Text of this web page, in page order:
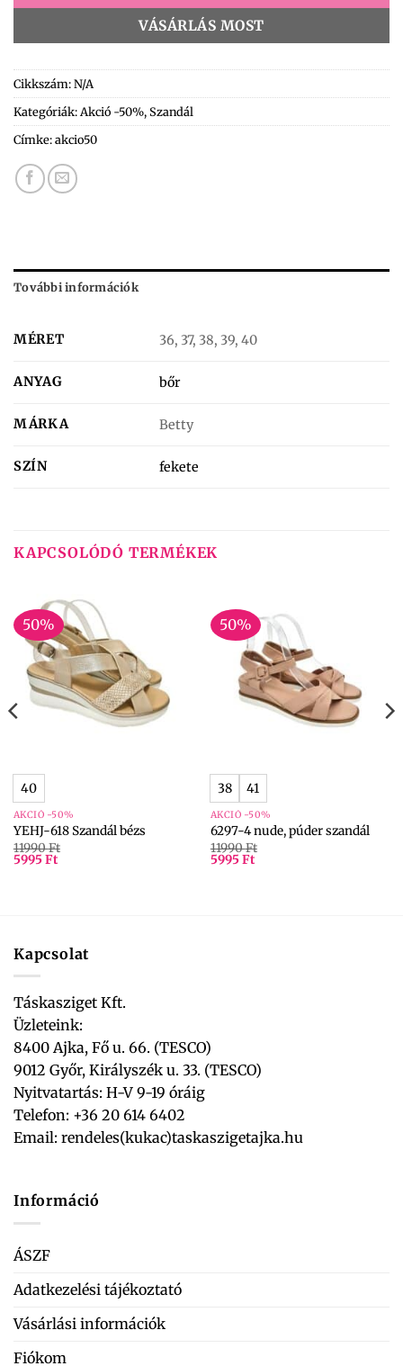
VÁSÁRLÁS MOST
Cikkszám:N/A
Kategóriák: Akció -50%,Szandál
Címke:akcio50
További információk
MÉRET 36, 37, 38, 39, 40
ANYAG bőr
MÁRKA Betty
SZÍN fekete
KAPCSOLÓDÓ TERMÉKEK
50%
40
AKCIÓ -50%
YEHJ-618 Szandál bézs
11990Ft
5995Ft
50%
38 41
AKCIÓ -50%
6297-4 nude, púder szandál
11990Ft
5995Ft
Kapcsolat
Táskasziget Kft.
Üzleteink:
8400 Ajka, Fő u. 66. (TESCO)
9012 Győr, Királyszék u. 33. (TESCO)
Nyitvatartás: H-V 9-19 óráig
Telefon: +36 20 614 6402
Email: rendeles(kukac)taskaszigetajka.hu
Információ
ÁSZF
Adatkezelési tájékoztató
Vásárlási információk
Fiókom